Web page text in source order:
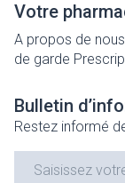
Votre
A propos de nous
de garde
Bulletin
Restez informé